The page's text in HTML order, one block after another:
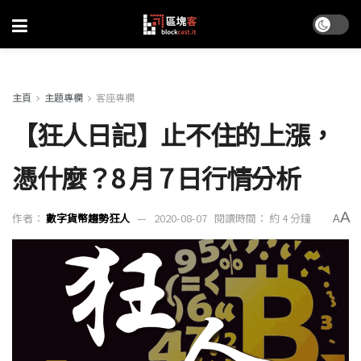
主頁 主題專欄 客座專欄
【狂人日記】止不住的上漲，
憑什麼？8 月 7 日行情分析
作者： 數字貨幣趨勢狂人 2020-08-07 閱讀時間： 約 4 分鐘 AA